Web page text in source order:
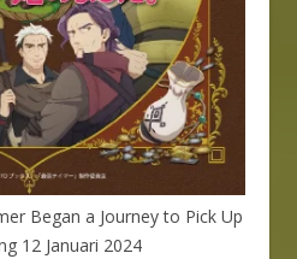
Began a Journey to Pick Up
12 Januari 2024